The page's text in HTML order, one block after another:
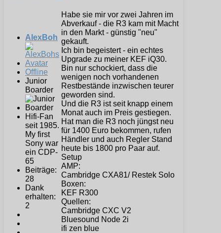
AlexBoh
Offline
Junior
Boarder
Hifi-Fan
seit 1985.
My first
Sony war
ein CDP-
65
Beiträge:
28
Dank
erhalten:
2
Habe sie mir vor zwei Jahren im
Abverkauf - die R3 kam mit Macht
in den Markt - günstig "neu"
gekauft.
Ich bin begeistert - ein echtes
Upgrade zu meiner KEF iQ30.
Bin nur schockiert, dass die
wenigen noch vorhandenen
Restbestände inzwischen teurer
geworden sind.
Und die R3 ist seit knapp einem
Monat auch im Preis gestiegen.
Hat man die R3 noch jüngst neu
für 1400 Euro bekommen, rufen
Händler und auch Regler Stand
heute bis 1800 pro Paar auf.
Setup
AMP:
Cambridge CXA81/ Restek Solo
Boxen:
KEF R300
Quellen:
Cambridge CXC V2
Bluesound Node 2i
ifi zen blue